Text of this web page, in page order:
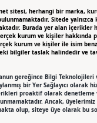
sitesi, herhangi bir marka,
Sitede yalnızca
Burada yer alan içerikler
kurum ve kişiler hakkında
kurum ve kişiler ile isim
bilgiler taslak halindedir ve
gereğince Bilgi
bir Yer Sağlayıcı olarak
proaktif olarak denetleme
Ancak, üyelerimiz
olup, siteye üye olarak bu